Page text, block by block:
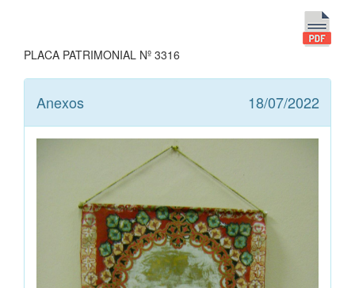
PLACA PATRIMONIAL Nº 3316
Anexos 18/07/2022